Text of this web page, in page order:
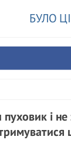
БУЛО